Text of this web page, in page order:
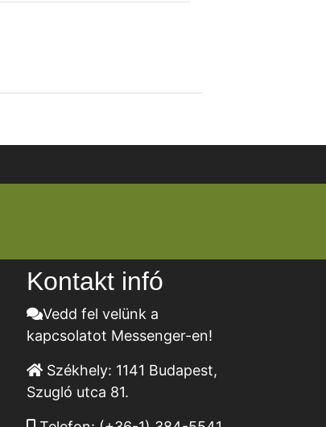
Kontakt infó
Vedd fel velünk a
kapcsolatot Messenger-en!
Székhely: 1141 Budapest,
Szugló utca 81.